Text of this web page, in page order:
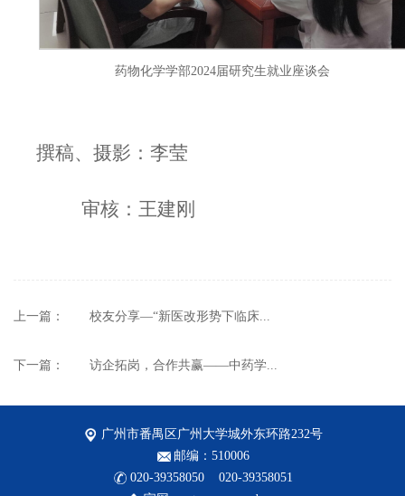
药物化学学部2024届研究生就业座谈会
撰稿、摄影：李莹
审核：王建刚
上一篇： 校友分享—“新医改形势下临床...
下一篇： 访企拓岗，合作共赢——中药学...
广州市番禺区广州大学城外东环路232号
邮编：510006
020-39358050 020-39358051